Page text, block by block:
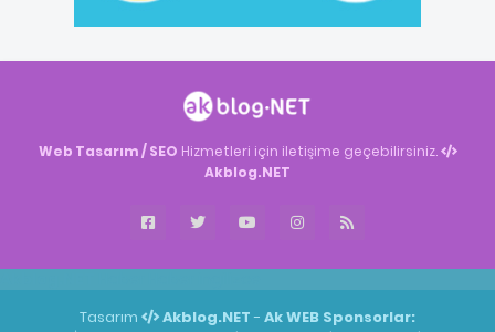
Web Tasarım / SEO Hizmetleri için iletişime geçebilirsiniz.
Akblog.NET
Tasarım Akblog.NET - Ak WEB Sponsorlar: